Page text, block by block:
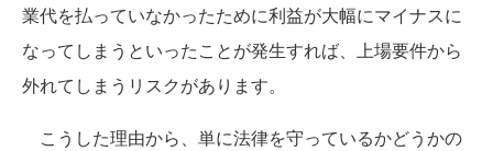
業代を払っていなかったために利益が大幅にマイナスに
なってしまうといったことが発生すれば、上場要件から
外れてしまうリスクがあります。
こうした理由から、単に法律を守っているかどうかの